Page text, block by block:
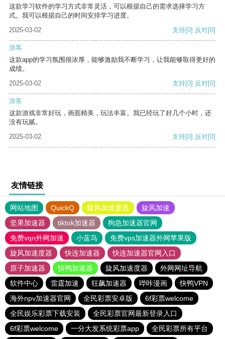
这款学习软件的学习方式非常灵活，可以根据自己的需求选择学习方
式。我可以根据自己的时间安排学习进度。
2025-03-02
支持[0] 反对[0]
游客
这款app的学习氛围很浓厚，能够激励我不断学习，让我能够取得更好的
成绩。
2025-03-02
支持[0] 反对[0]
游客
这款游戏非常好玩，画面精美，玩法丰富。我已经玩了好几个小时，还
没有玩腻。
2025-03-02
支持[0] 反对[0]
友情链接
网站地图 QuickQ 旋风加速度器
旋风加速
坚果加速器
tiktok加速器
狗急加速器官网
免费vqn外网加速
小蓝鸟
免费vps加速器外网苹果版
旋风加速度器
快连加速器
快连加速器官网入口
原子加速器
快鸭加速器 旋风加速度器
外网网址导航
软件中心
雷霆加速 狂飙加速器 哔咔漫画
快鸭VPN
海外npv加速器官网
全民彩票安卓版
6f彩票welcome
全民娱乐彩票下载安装
全民彩票官网最新登录入口
6f彩票welcome
一分大发系统彩票app
全民彩票所有平台